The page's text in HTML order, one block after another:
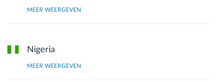
MEER WEERGEVEN
Nigeria
MEER WEERGEVEN